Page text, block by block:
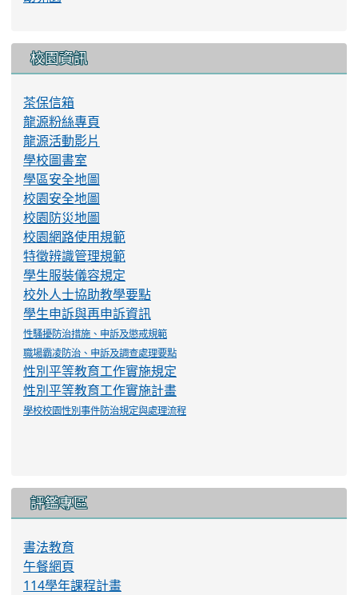
校園資訊
茶保信箱
龍源粉絲專頁
龍源活動影片
學校圖書室
學區安全地圖
校園安全地圖
校園防災地圖
校園網路使用規範
特徵辨識管理規範
學生服裝儀容規定
校外人士協助教學要點
學生申訴與再申訴資訊
性騷擾防治措施、申訴及懲戒規範
職場霸凌防治、申訴及調查處理要點
性別平等教育工作實施規定
性別平等教育工作實施計畫
學校校園性別事件防治規定與處理流程
評鑑專區
書法教育
午餐網頁
114學年課程計畫